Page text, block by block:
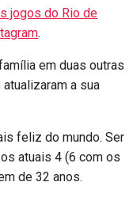
jogos do Rio de
.
em duas outras
a sua
feliz do mundo. Ser
atuais 4 (6 com os
de 32 anos.